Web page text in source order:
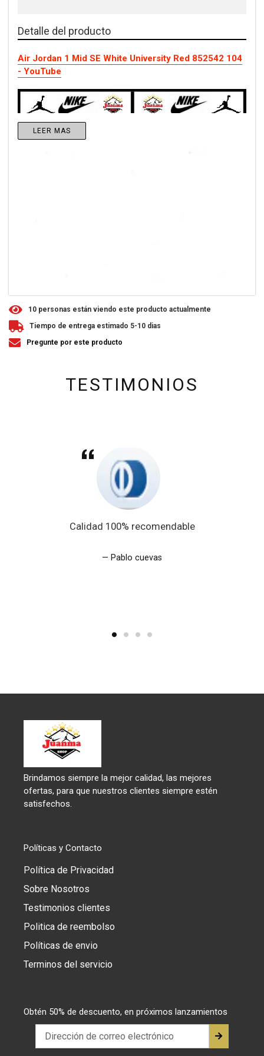
Detalle del producto
Air Jordan 1 Mid SE White University Red 852542 104
- YouTube
LEER MAS
1 0 personas están viendo este producto actualmente
Tiempo de entrega estimado 5-10 dias
Pregunte por este producto
TESTIMONIOS
Calidad 100% recomendable
Pablo cuevas
Brindamos siempre la mejor calidad, las mejores
ofertas, para que nuestros clientes siempre estén
satisfechos.
Políticas y Contacto
Política de Privacidad
Sobre Nosotros
Testimonios clientes
Politica de reembolso
Políticas de envio
Terminos del servicio
Obtén 50% de descuento, en próximos lanzamientos